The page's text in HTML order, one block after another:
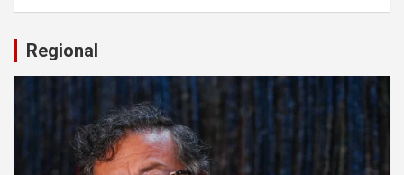
Regional